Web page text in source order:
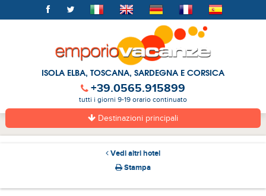
ISOLA ELBA, TOSCANA, SARDEGNA E CORSICA
+39.0565.915899
tutti i giorni 9-19 orario continuato
Destinazioni principali
Vedi altri hotel
Stampa